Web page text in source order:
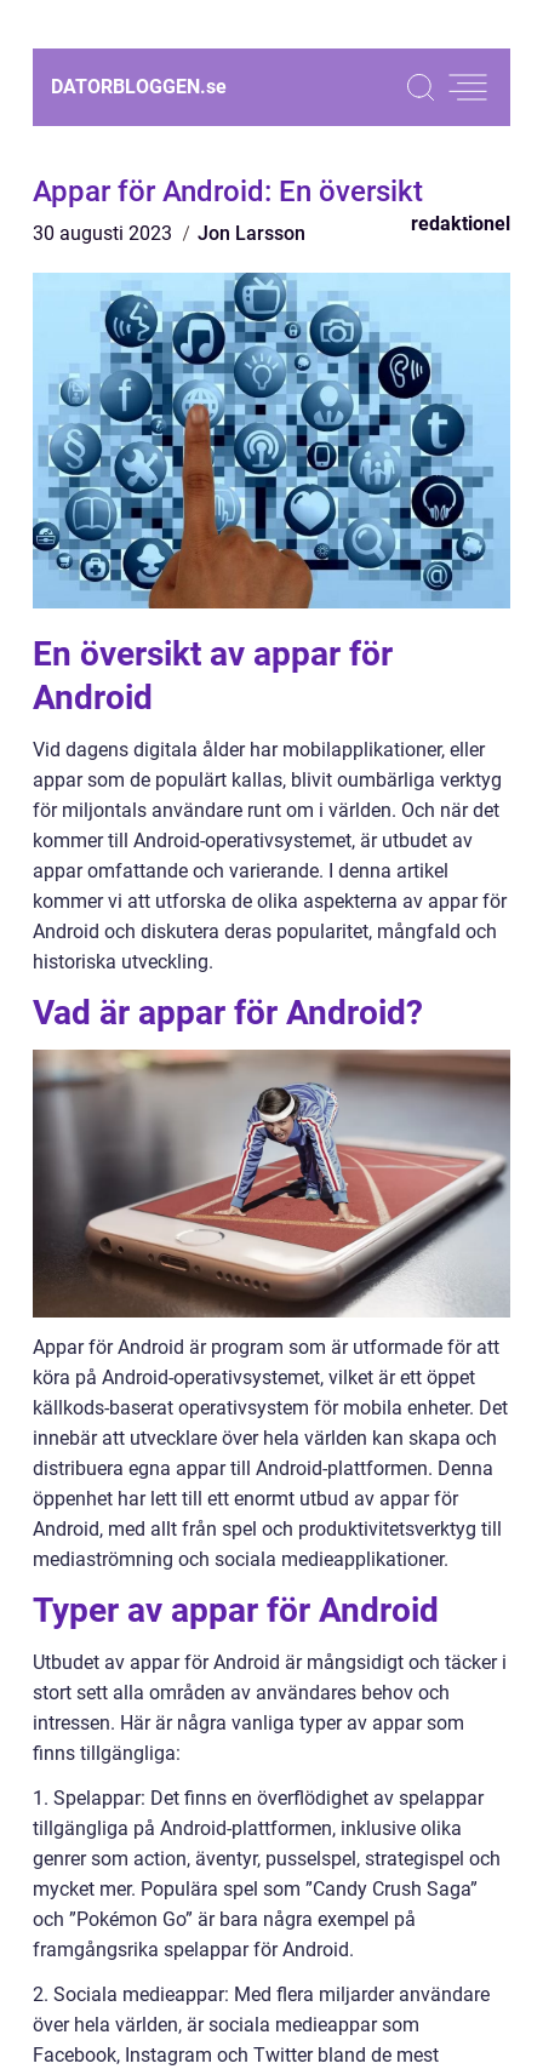
DATORBLOGGEN.se
Appar för Android: En översikt
30 augusti 2023 Jon Larsson redaktionel
En översikt av appar för
Android
Vid dagens digitala ålder har mobilapplikationer, eller
appar som de populärt kallas, blivit oumbärliga verktyg
för miljontals användare runt om i världen. Och när det
kommer till Android-operativsystemet, är utbudet av
appar omfattande och varierande. I denna artikel
kommer vi att utforska de olika aspekterna av appar för
Android och diskutera deras popularitet, mångfald och
historiska utveckling.
Vad är appar för Android?
Appar för Android är program som är utformade för att
köra på Android-operativsystemet, vilket är ett öppet
källkods-baserat operativsystem för mobila enheter. Det
innebär att utvecklare över hela världen kan skapa och
distribuera egna appar till Android-plattformen. Denna
öppenhet har lett till ett enormt utbud av appar för
Android, med allt från spel och produktivitetsverktyg till
mediaströmning och sociala medieapplikationer.
Typer av appar för Android
Utbudet av appar för Android är mångsidigt och täcker i
stort sett alla områden av användares behov och
intressen. Här är några vanliga typer av appar som
finns tillgängliga:
1. Spelappar: Det finns en överflödighet av spelappar
tillgängliga på Android-plattformen, inklusive olika
genrer som action, äventyr, pusselspel, strategispel och
mycket mer. Populära spel som ”Candy Crush Saga”
och ”Pokémon Go” är bara några exempel på
framgångsrika spelappar för Android.
2. Sociala medieappar: Med flera miljarder användare
över hela världen, är sociala medieappar som
Facebook, Instagram och Twitter bland de mest